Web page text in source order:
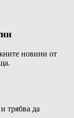
новини от
трябва да